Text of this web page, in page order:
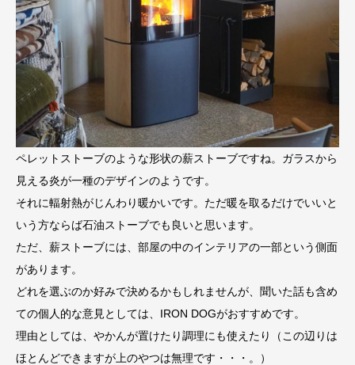
ペレットストーブのような形状の薪ストーブですね。ガラスから
見える炎が一種のデザインのようです。
それに輻射熱がじんわり暖かいです。ただ暖を取るだけでいいと
いう方ならば石油ストーブでも良いと思います。
ただ、薪ストーブには、部屋の中のインテリアの一部という側面
があります。
どれを選ぶのか好みで決めるかもしれませんが、聞いた話も含め
ての個人的な意見としては、IRON DOGがおすすめです。
理由としては、やかんが置けたり調理にも使えたり（この辺りは
ほとんどできますが上のやつは無理です・・・。）